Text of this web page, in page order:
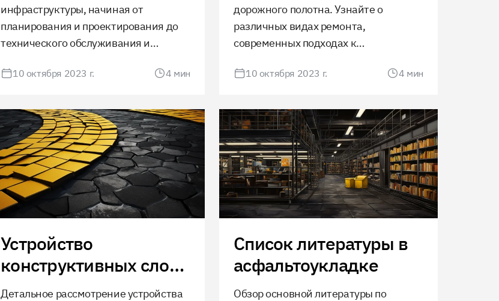
инфраструктуры, начиная от
планирования и проектирования до
технического обслуживания и
выбор материалов и обеспечение
в обеспечении качественного и
устойчивого движения.
10 октября 2023 г. 4 мин
дорожного полотна. Узнайте о
различных видах ремонта,
современных подходах к
материалов. Поддержание качества
комфорт движения.
10 октября 2023 г. 4 мин
Устройство
конструктивных слоев
дорожной подушки
Детальное рассмотрение устройства
Список литературы в
асфальтоукладке
Обзор основной литературы по